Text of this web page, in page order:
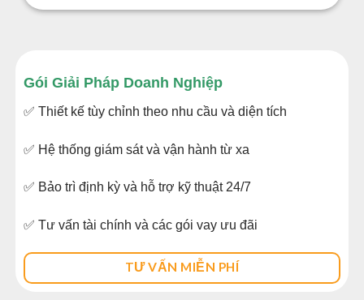
Gói Giải Pháp Doanh Nghiệp
✅ Thiết kế tùy chỉnh theo nhu cầu và diện tích
✅ Hệ thống giám sát và vận hành từ xa
✅ Bảo trì định kỳ và hỗ trợ kỹ thuật 24/7
✅ Tư vấn tài chính và các gói vay ưu đãi
TƯ VẤN MIỄN PHÍ